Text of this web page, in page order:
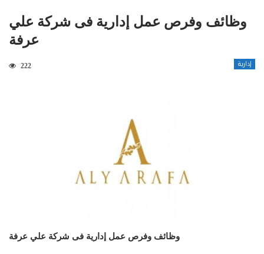
وظائف وفرص عمل إدارية فى شركة علي
عرفة
إدارية 222
وظائف وفرص عمل إدارية فى شركة علي عرفة